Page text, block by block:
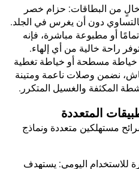
من البطاقات: حزام خصر
دون أن يغرس في الجلد.
أو مطبوعة مباشرة، فإنه
راحة خالية من أي إلهاء.
خياطة مسطحة أو خياطة تغطية
نضمن وصلات ناعمة ومتينة
المكثفة والغسيل المتكرر.
المتعددة
مستهلكين متعددة ونماذج
للاستخدام اليومي: يستهدف